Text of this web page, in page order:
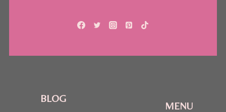
BLOG
MENU